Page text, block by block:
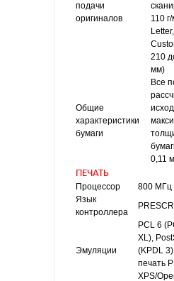
подачи
оригиналов
110
210
мм)
Общие
характеристики
бумаги
Все
0,11
ПЕЧАТЬ
Процессор
800 МГц
Язык
контроллера
Эмуляции
PCL 6
XL),
(KPDL
печать
XPS/